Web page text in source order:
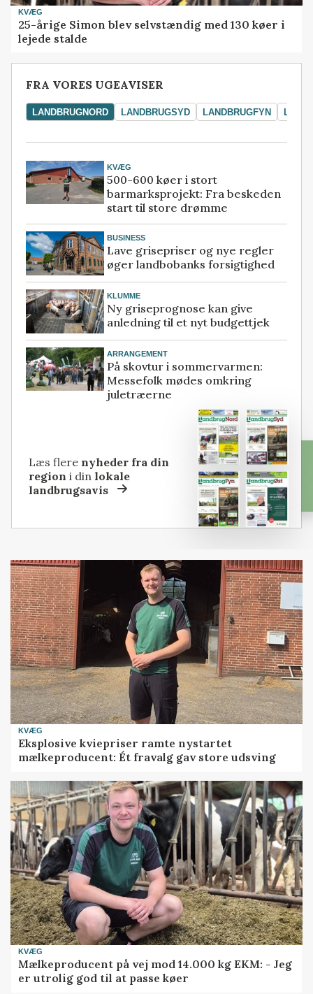
KVÆG
25-årige Simon blev selvstændig med 130 køer i
lejede stalde
FRA VORES UGEAVISER
LANDBRUGNORD LANDBRUGSYD LANDBRUGFYN
KVÆG
500-600 køer i stort
barmarksprojekt: Fra beskeden
start til store drømme
BUSINESS
Lave grisepriser og nye regler
øger landbobanks forsigtighed
KLUMME
Ny griseprognose kan give
anledning til et nyt budgettjek
ARRANGEMENT
På skovtur i sommervarmen:
Messefolk mødes omkring
juletræerne
Læs flere nyheder fra din
region i dinlokale
landbrugsavis
KVÆG
Eksplosive kviepriser ramte nystartet
mælkeproducent: Ét fravalg gav store udsving
KVÆG
Mælkeproducent på vej mod 14.000 kg EKM: - Jeg
er utrolig god til at passe køer